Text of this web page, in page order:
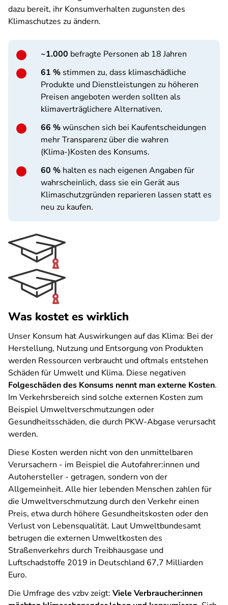
dazu bereit, ihr Konsumverhalten zugunsten des
Klimaschutzes zu ändern.
~1.000 befragte Personen ab 18 Jahren
61 % stimmen zu, dass klimaschädliche
Produkte und Dienstleistungen zu höheren
Preisen angeboten werden sollten als
klimaverträglichere Alternativen.
66 %wünschen sich bei Kaufentscheidungen
mehr Transparenz über die wahren
(Klima-)Kosten des Konsums.
60 % halten es nach eigenen Angaben für
wahrscheinlich, dass sie ein Gerät aus
Klimaschutzgründen reparieren lassen statt es
neu zu kaufen.
Was kostet es wirklich
Unser Konsum hat Auswirkungen auf das Klima: Bei der
Herstellung, Nutzung und Entsorgung von Produkten
werden Ressourcen verbraucht und oftmals entstehen
Schäden für Umwelt und Klima. Diese negativen
Folgeschäden des Konsums nennt man externe Kosten.
Im Verkehrsbereich sind solche externen Kosten zum
Beispiel Umweltverschmutzungen oder
Gesundheitsschäden, die durch PKW-Abgase verursacht
werden.
Diese Kosten werden nicht von den unmittelbaren
Verursachern - im Beispiel die Autofahrer:innen und
Autohersteller - getragen, sondern von der
Allgemeinheit. Alle hier lebenden Menschen zahlen für
die Umweltverschmutzung durch den Verkehr einen
Preis, etwa durch höhere Gesundheitskosten oder den
Verlust von Lebensqualität. Laut Umweltbundesamt
betrugen die externen Umweltkosten des
Straßenverkehrs durch Treibhausgase und
Luftschadstoffe 2019 in Deutschland 67,7 Milliarden
Euro.
Die Umfrage des vzbv zeigt: Viele Verbraucher:innen